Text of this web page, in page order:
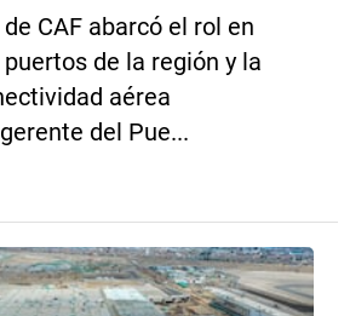
CAF abarcó el rol en
de la región y la
aérea
del Pue...